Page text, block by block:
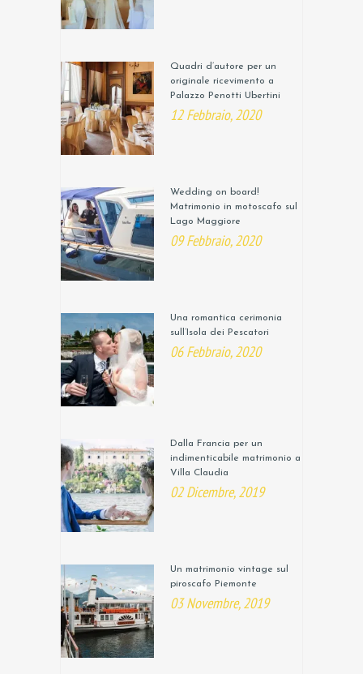
Quadri d’autore per un
originale ricevimento a
Palazzo Penotti Ubertini
12 Febbraio, 2020
Wedding on board!
Matrimonio in motoscafo sul
Lago Maggiore
09 Febbraio, 2020
Una romantica cerimonia
sull’Isola dei Pescatori
06 Febbraio, 2020
Dalla Francia per un
indimenticabile matrimonio a
Villa Claudia
02 Dicembre, 2019
Un matrimonio vintage sul
piroscafo Piemonte
03 Novembre, 2019